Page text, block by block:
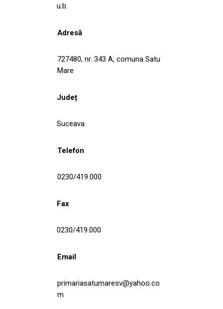
u.b.
Adresă
727480, nr. 343 A, comuna Satu
Mare
Județ
Suceava
Telefon
0230/419.000
Fax
0230/419.000
Email
primariasatumaresv@yahoo.co
m